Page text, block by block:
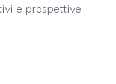
e prospettive